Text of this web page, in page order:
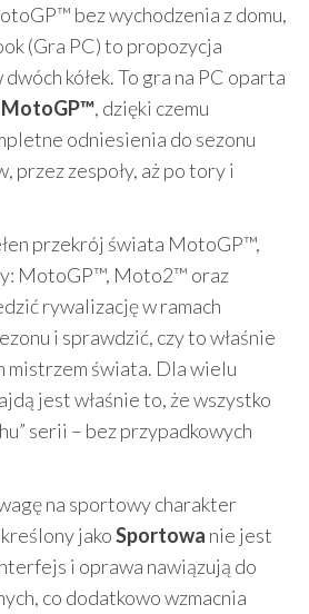
bez wychodzenia z domu,
(Gra PC) to propozycja
kółek. To gra na PC oparta
MotoGP™, dzięki czemu
odniesienia do sezonu
przez zespoły, aż po tory i
przekrój świata MotoGP™,
MotoGP™, Moto2™ oraz
rywalizację w ramach
i sprawdzić, czy to właśnie
mistrzem świata. Dla wielu
jest właśnie to, że wszystko
serii – bez przypadkowych
na sportowy charakter
jakoSportowa nie jest
i oprawa nawiązują do
co dodatkowo wzmacnia